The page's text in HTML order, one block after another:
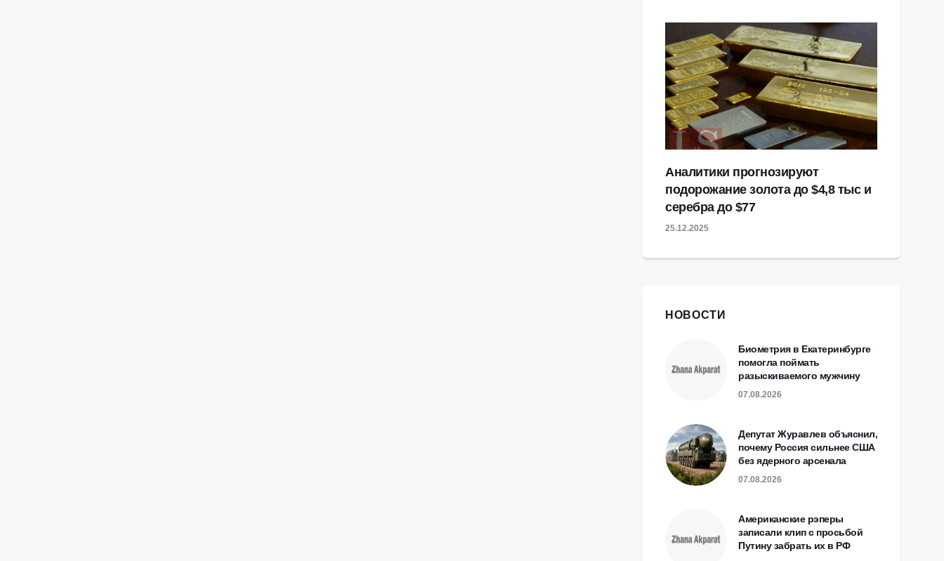
Аналитики прогнозируют
подорожание золота до $4,8 тыс и
серебра до $77
25.12.2025
НОВОСТИ
Биометрия в Екатеринбурге
помогла поймать
разыскиваемого мужчину
07.08.2026
Депутат Журавлев объяснил,
почему Россия сильнее США
без ядерного арсенала
07.08.2026
Американские рэперы
записали клип с просьбой
Путину забрать их в РФ